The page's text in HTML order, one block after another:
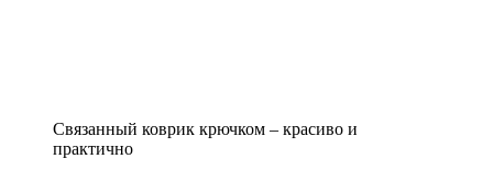
Связанный коврик крючком – красиво и
практично